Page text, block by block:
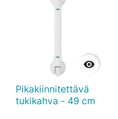

Pikakiinnitettävä
tukikahva - 49 cm